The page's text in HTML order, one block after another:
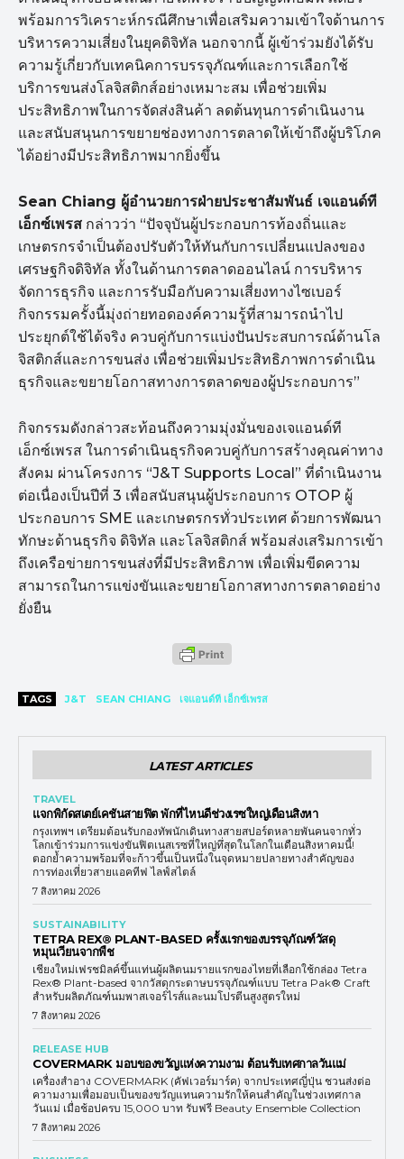
พร้อมการวิเคราะห์กรณีศึกษาเพื่อเสริมความเข้าใจด้านการ
บริหารความเสี่ยงในยุคดิจิทัล นอกจากนี้ ผู้เข้าร่วมยังได้รับ
ความรู้เกี่ยวกับเทคนิคการบรรจุภัณฑ์และการเลือกใช้
บริการขนส่งโลจิสติกส์อย่างเหมาะสม เพื่อช่วยเพิ่ม
ประสิทธิภาพในการจัดส่งสินค้า ลดต้นทุนการดำเนินงาน
และสนับสนุนการขยายช่องทางการตลาดให้เข้าถึงผู้บริโภค
ได้อย่างมีประสิทธิภาพมากยิ่งขึ้น
Sean Chiang ผู้อำนวยการฝ่ายประชาสัมพันธ์ เจแอนด์ที
เอ็กซ์เพรส กล่าวว่า “ปัจจุบันผู้ประกอบการท้องถิ่นและ
เกษตรกรจำเป็นต้องปรับตัวให้ทันกับการเปลี่ยนแปลงของ
เศรษฐกิจดิจิทัล ทั้งในด้านการตลาดออนไลน์ การบริหาร
จัดการธุรกิจ และการรับมือกับความเสี่ยงทางไซเบอร์
กิจกรรมครั้งนี้มุ่งถ่ายทอดองค์ความรู้ที่สามารถนำไป
ประยุกต์ใช้ได้จริง ควบคู่กับการแบ่งปันประสบการณ์ด้านโล
จิสติกส์และการขนส่ง เพื่อช่วยเพิ่มประสิทธิภาพการดำเนิน
ธุรกิจและขยายโอกาสทางการตลาดของผู้ประกอบการ”
กิจกรรมดังกล่าวสะท้อนถึงความมุ่งมั่นของเจแอนด์ที
เอ็กซ์เพรส ในการดำเนินธุรกิจควบคู่กับการสร้างคุณค่าทาง
สังคม ผ่านโครงการ “J&T Supports Local” ที่ดำเนินงาน
ต่อเนื่องเป็นปีที่ 3 เพื่อสนับสนุนผู้ประกอบการ OTOP ผู้
ประกอบการ SME และเกษตรกรทั่วประเทศ ด้วยการพัฒนา
ทักษะด้านธุรกิจ ดิจิทัล และโลจิสติกส์ พร้อมส่งเสริมการเข้า
ถึงเครือข่ายการขนส่งที่มีประสิทธิภาพ เพื่อเพิ่มขีดความ
สามารถในการแข่งขันและขยายโอกาสทางการตลาดอย่าง
ยั่งยืน
TAGS J&T SEAN CHIANG เจแอนด์ที เอ็กซ์เพรส
LATEST ARTICLES
TRAVEL
แจกพิกัดสเตย์เคชันสายฟิต พักที่ไหนดีช่วงเรซใหญ่เดือนสิงหา
กรุงเทพฯ เตรียมต้อนรับกองทัพนักเดินทางสายสปอร์ตหลายพันคนจากทั่ว
โลกเข้าร่วมการแข่งขันฟิตเนสเรซที่ใหญ่ทึ่สุดในโลกในเดือนสิงหาคมนี้!
ตอกย้ำความพร้อมที่จะก้าวขึ้นเป็นหนึ่งในจุดหมายปลายทางสำคัญของ
การท่องเที่ยวสายแอคทีฟ ไลฟ์สไตล์
7 สิงหาคม 2026
SUSTAINABILITY
TETRA REX® PLANT-BASED ครั้งแรกของบรรจุภัณฑ์วัสดุ
หมุนเวียนจากพืช
เชียงใหม่เฟรชมิลค์ขึ้นแท่นผู้ผลิตนมรายแรกของไทยที่เลือกใช้กล่อง Tetra
Rex® Plant-based จากวัสดุกระดาษบรรจุภัณฑ์แบบ Tetra Pak® Craft
สำหรับผลิตภัณฑ์นมพาสเจอร์ไรส์และนมโปรตีนสูงสูตรใหม่
7 สิงหาคม 2026
RELEASE HUB
COVERMARK มอบของขวัญแห่งความงาม ต้อนรับเทศกาลวันแม่
เครื่องสำอาง COVERMARK (คัฟเวอร์มาร์ค) จากประเทศญี่ปุ่น ชวนส่งต่อ
ความงามเพื่อมอบเป็นของขวัญแทนความรักให้คนสำคัญในช่วงเทศกาล
วันแม่ เมื่อช้อปครบ 15,000 บาท รับฟรี Beauty Ensemble Collection
7 สิงหาคม 2026